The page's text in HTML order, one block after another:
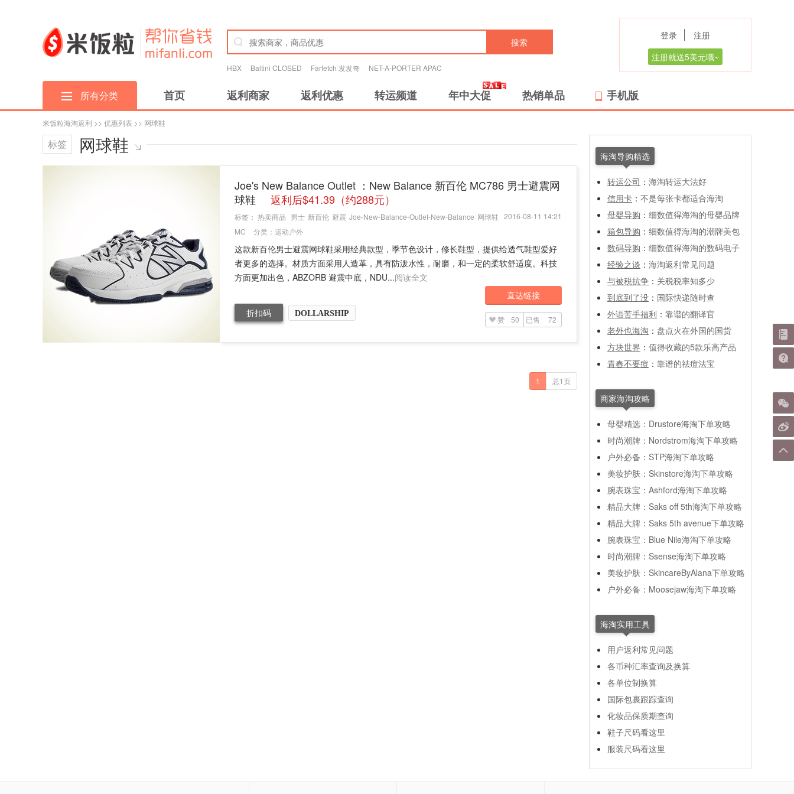
搜索
HBX Baltini CLOSED Farfetch 发发奇 NET-A-PORTER APAC
登录
注册
注册就送5美元哦~
所有分类 首页 返利商家 返利优惠 转运频道 年中大促 热销单品 手机版
米饭粒海淘返利 >> 优惠列表 >> 网球鞋
标签 网球鞋
Joe's New Balance Outlet ：New Balance 新百伦 MC786 男士避震网
球鞋
返利后$41.39（约288元）
2016-08-11 14:21
标签： 热卖商品 男士 新百伦 避震 Joe-New-Balance-Outlet-New-Balance 网球鞋
MC
分类： 运动户外
这款新百伦男士避震网球鞋采用经典款型，季节色设计，修长鞋型，提供给透气鞋型爱好
者更多的选择。材质方面采用人造革，具有防泼水性，耐磨，和一定的柔软舒适度。科技
方面更加出色，ABZORB 避震中底，NDU...阅读全文
折扣码 DOLLARSHIP
直达链接
赞 50 已售 72
1 总1页
海淘导购精选
转运公司 ： 海淘转运大法好
信用卡 ： 不是每张卡都适合海淘
母婴导购 ： 细数值得海淘的母婴品牌
箱包导购 ： 细数值得海淘的潮牌美包
数码导购 ： 细数值得海淘的数码电子
经验之谈 ： 海淘返利常见问题
与被税抗争 ： 关税税率知多少
到底到了没 ： 国际快递随时查
外语苦手福利 ： 靠谱的翻译官
老外也海淘 ： 盘点火在外国的国货
方块世界 ： 值得收藏的5款乐高产品
青春不要痘 ： 靠谱的祛痘法宝
商家海淘攻略
母婴精选：Drustore海淘下单攻略
时尚潮牌：Nordstrom海淘下单攻略
户外必备：STP海淘下单攻略
美妆护肤：Skinstore海淘下单攻略
腕表珠宝：Ashford海淘下单攻略
精品大牌：Saks off 5th海淘下单攻略
精品大牌：Saks 5th avenue下单攻略
腕表珠宝：Blue Nile海淘下单攻略
时尚潮牌：Ssense海淘下单攻略
美妆护肤：SkincareByAlana下单攻略
户外必备：Moosejaw海淘下单攻略
海淘实用工具
用户返利常见问题
各币种汇率查询及换算
各单位制换算
国际包裹跟踪查询
化妆品保质期查询
鞋子尺码看这里
服装尺码看这里